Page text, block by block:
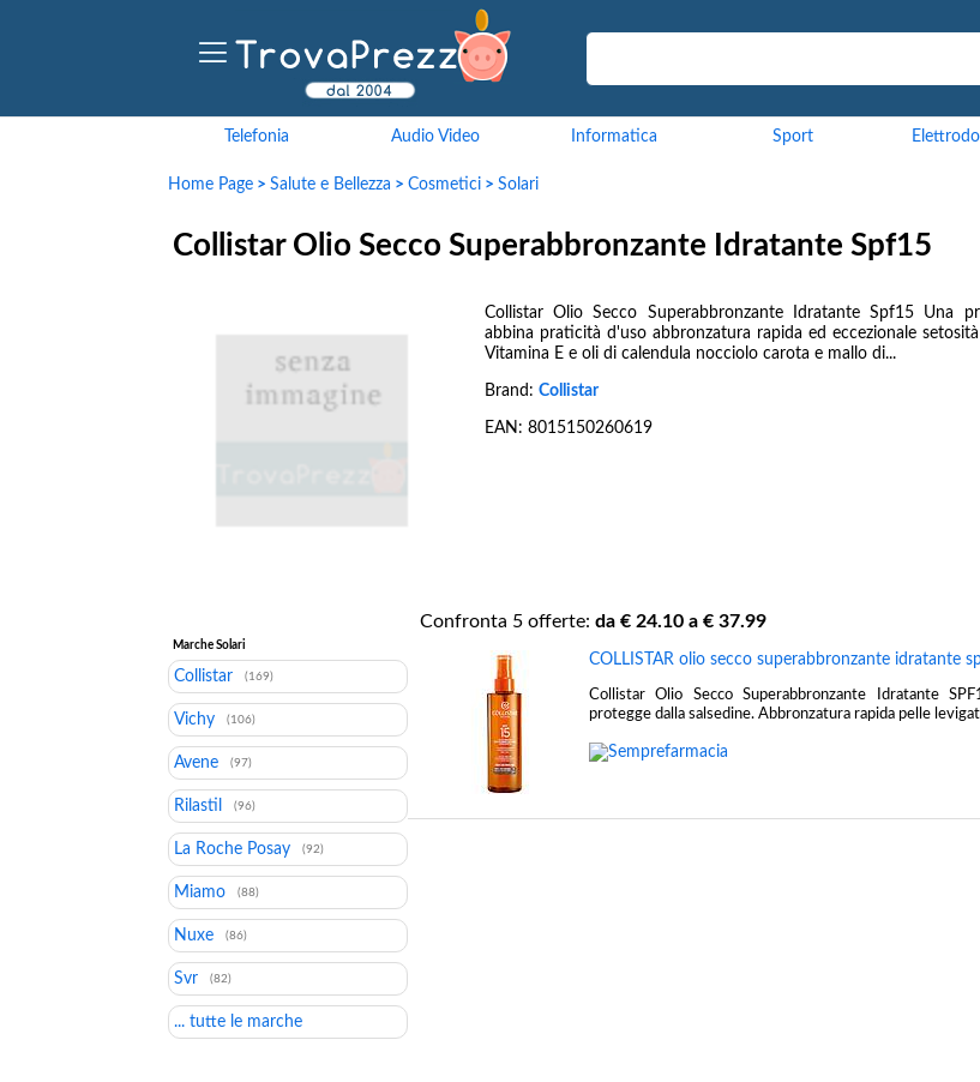
Telefonia Audio Video Informatica Sport
Home Page > Salute e Bellezza > Cosmetici > Solari
Collistar Olio Secco Superabbronzante Idratante Spf15
Collistar Olio Secco Superabbronzante Idratante Spf15 Una
abbina praticità d'uso abbronzatura rapida ed eccezionale
Vitamina E e oli di calendula nocciolo carota e mallo di...
Brand: Collistar
EAN: 8015150260619
Marche Solari
Collistar (169)
Vichy (106)
Avene (97)
Rilastil (96)
La Roche Posay (92)
Miamo (88)
Nuxe (86)
Svr (82)
... tutte le marche
Confronta 5 offerte: da € 24.10 a € 37.99
COLLISTAR olio secco superabbronzante idratante
Collistar Olio Secco Superabbronzante Idratante
protegge dalla salsedine. Abbronzatura rapida pelle